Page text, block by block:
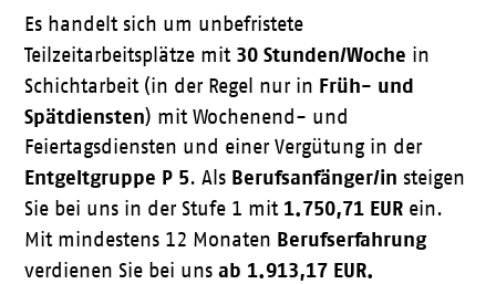
Es handelt sich um unbefristete
Teilzeitarbeitsplätze mit 30Stunden/Woche in
Schichtarbeit (in der Regel nur in Früh- und
Spätdiensten) mit Wochenend- und
Feiertagsdiensten und einer Vergütung in der
Entgeltgruppe P 5. Als Berufsanfänger/in steigen
Sie bei uns in der Stufe 1 mit1.750,71 EUR ein.
Mit mindestens 12 Monaten Berufserfahrung
verdienen Sie bei uns ab 1.913,17 EUR.